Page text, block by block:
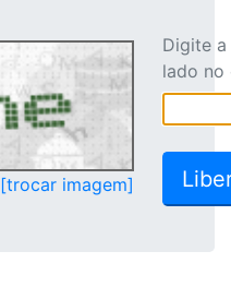
[trocar imagem]
Digite
lado no